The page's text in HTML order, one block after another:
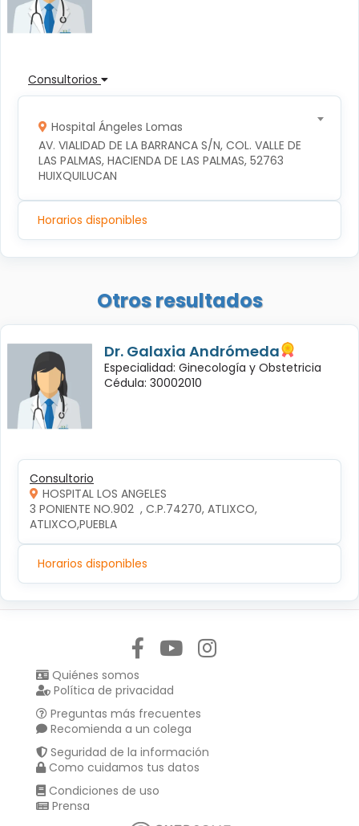
Consultorios
Hospital Ángeles Lomas
AV. VIALIDAD DE LA BARRANCA S/N, COL. VALLE DE
LAS PALMAS, HACIENDA DE LAS PALMAS, 52763
HUIXQUILUCAN
Horarios disponibles
Otros resultados
Dr. Galaxia Andrómeda
Especialidad: Ginecología y Obstetricia
Cédula: 30002010
Consultorio
HOSPITAL LOS ANGELES
3 PONIENTE NO.902  , C.P.74270, ATLIXCO,
ATLIXCO,PUEBLA
Horarios disponibles
Quiénes somos
Política de privacidad
Preguntas más frecuentes
Recomienda a un colega
Seguridad de la información
Como cuidamos tus datos
Condiciones de uso
Prensa